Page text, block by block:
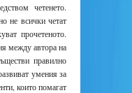
четенето.
не всички четат
прочетеното.
между автора на
правилно
умения за
които помагат